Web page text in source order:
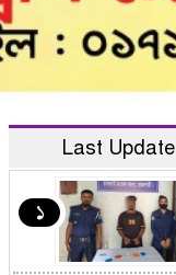
Last Update
১